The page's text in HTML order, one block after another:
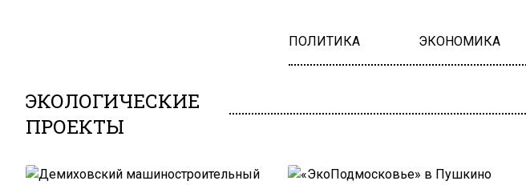
ПОЛИТИКА ЭКОНОМИКА
ЭКОЛОГИЧЕСКИЕ
ПРОЕКТЫ